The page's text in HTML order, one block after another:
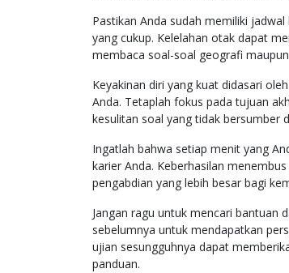
Pastikan Anda sudah memiliki
yang cukup. Kelelahan otak dapat
membaca soal-soal geografi
Keyakinan diri yang kuat didasari
Anda. Tetaplah fokus pada tujuan
kesulitan soal yang tidak bersumber
Ingatlah bahwa setiap menit yang
karier Anda. Keberhasilan
pengabdian yang lebih besar bagi
Jangan ragu untuk mencari bantuan
sebelumnya untuk mendapatkan
ujian sesungguhnya dapat
panduan.